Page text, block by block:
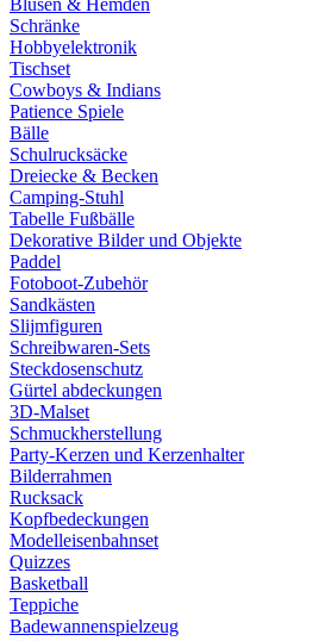
Blusen & Hemden
Schränke
Hobbyelektronik
Tischset
Cowboys & Indians
Patience Spiele
Bälle
Schulrucksäcke
Dreiecke & Becken
Camping-Stuhl
Tabelle Fußbälle
Dekorative Bilder und Objekte
Paddel
Fotoboot-Zubehör
Sandkästen
Slijmfiguren
Schreibwaren-Sets
Steckdosenschutz
Gürtel abdeckungen
3D-Malset
Schmuckherstellung
Party-Kerzen und Kerzenhalter
Bilderrahmen
Rucksack
Kopfbedeckungen
Modelleisenbahnset
Quizzes
Basketball
Teppiche
Badewannenspielzeug